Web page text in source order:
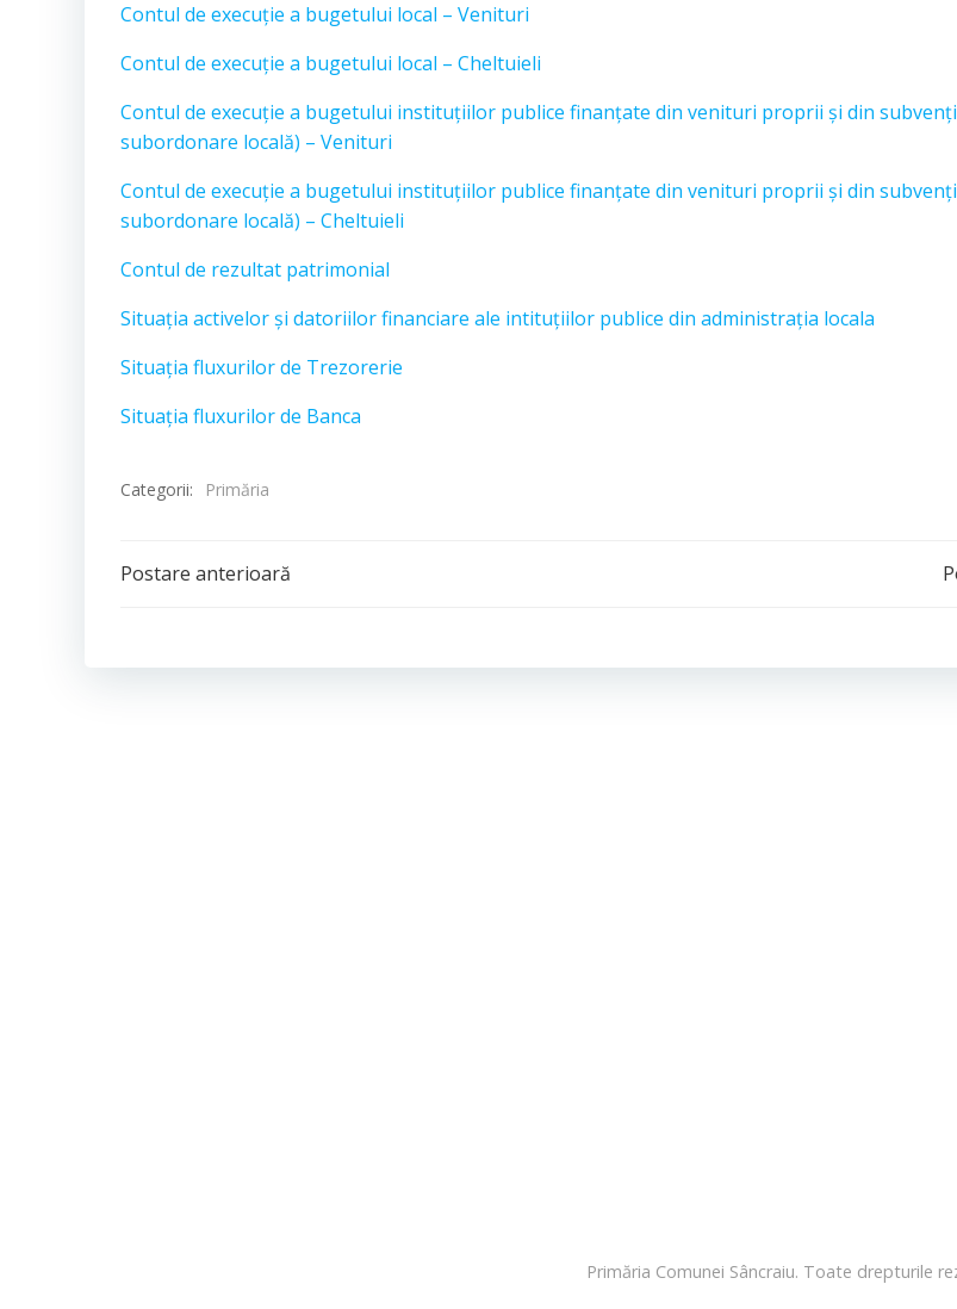
Contul de execuție a bugetului local – Venituri
Contul de execuție a bugetului local – Cheltuieli
Contul de execuție a bugetului instituțiilor publice finanțate din venituri proprii și din
subordonare locală) – Venituri
Contul de execuție a bugetului instituțiilor publice finanțate din venituri proprii și din
subordonare locală) – Cheltuieli
Contul de rezultat patrimonial
Situația activelor și datoriilor financiare ale intituțiilor publice din administrația locala
Situația fluxurilor de Trezorerie
Situația fluxurilor de Banca
Categorii: Primăria
Post
Postare anterioară
Primăria Comunei Sâncraiu. Toate drepturile